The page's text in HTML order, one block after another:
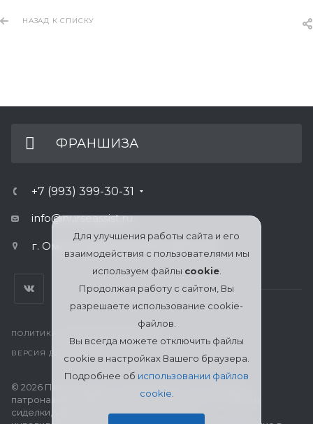
НАЗАД К СПИСКУ
ФРАНШИЗА
+7 (993) 399-30-31
info@nurseassist.ru
г. Омск, ул.Булатова 100, офис 410
ПОЛИТИКА КОНФИДЕНЦИАЛЬНОСТИ
ВЕРСИЯ ДЛЯ ПЕЧАТИ
© 2026 Патронажная служба МЦСО «Ассоциация
патронажных работников» в Омске: поиск и подбор
сиделки, уход за пожилыми, больными и
Для улучшения работы сайта и его
взаимодействия с пользователями мы
используем файлы cookie.
Продолжая работу с сайтом, Вы
разрешаете использование cookie-
файлов.
Вы всегда можете отключить файлы
cookie в настройках Вашего браузера.
Подробнее об использовании файлов
cookie